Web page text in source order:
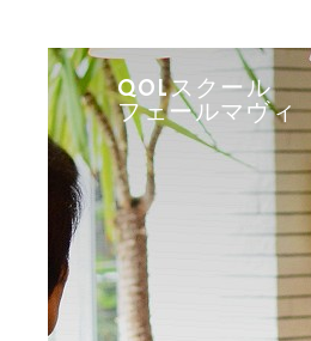
QOLスクール
フェールマヴィ